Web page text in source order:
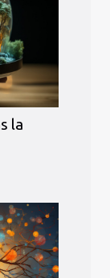
la